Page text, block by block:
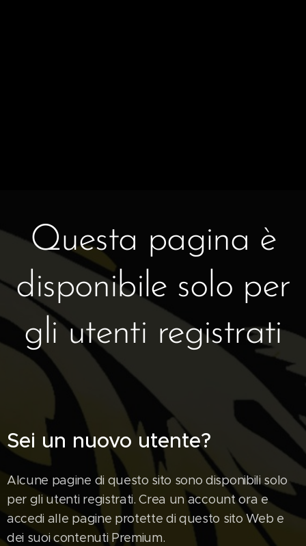
Questa pagina è
disponibile solo per
gli utenti registrati
Sei un nuovo utente?
Alcune pagine di questo sito sono disponibili solo
per gli utenti registrati. Crea un account ora e
accedi alle pagine protette di questo sito Web e
dei suoi contenuti Premium.